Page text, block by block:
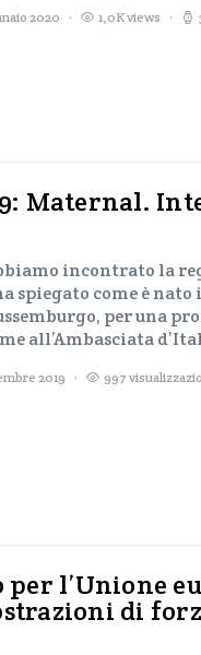
2020 1,0K views
Maternal.
incontrato la
spiegato come è
per una
all’Ambasciata
2019 997
per l’Unione
di